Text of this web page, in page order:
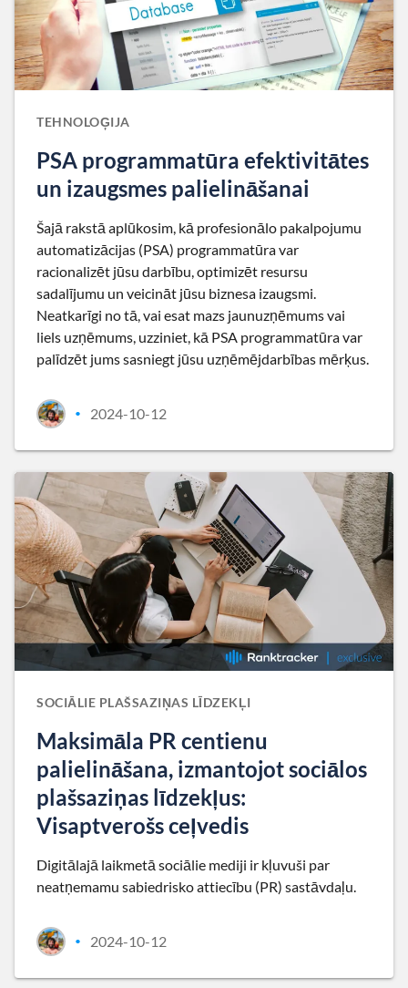
TEHNOLOĢIJA
PSA programmatūra efektivitātes
un izaugsmes palielināšanai
Šajā rakstā aplūkosim, kā profesionālo pakalpojumu
automatizācijas (PSA) programmatūra var
racionalizēt jūsu darbību, optimizēt resursu
sadalījumu un veicināt jūsu biznesa izaugsmi.
Neatkarīgi no tā, vai esat mazs jaunuzņēmums vai
liels uzņēmums, uzziniet, kā PSA programmatūra var
palīdzēt jums sasniegt jūsu uzņēmējdarbības mērķus.
• 2024-10-12
SOCIĀLIE PLAŠSAZIŅAS LĪDZEKĻI
Maksimāla PR centienu
palielināšana, izmantojot sociālos
plašsaziņas līdzekļus:
Visaptverošs ceļvedis
Digitālajā laikmetā sociālie mediji ir kļuvuši par
neatņemamu sabiedrisko attiecību (PR) sastāvdaļu.
• 2024-10-12